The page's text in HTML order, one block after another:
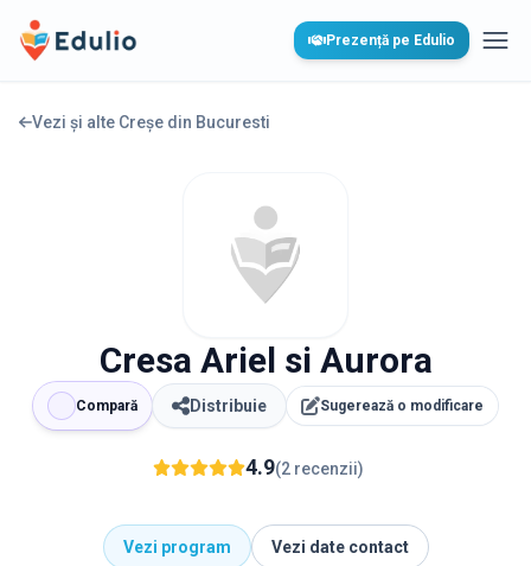
Edulio Prezență pe Edulio
Vezi și alte Creșe din Bucuresti
Cresa Ariel si Aurora
Compară Distribuie Sugerează o modificare
4.9(2 recenzii)
Vezi program Vezi date contact